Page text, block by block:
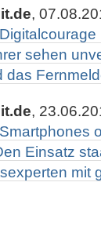
,
sehen
das
,
Einsatz
mit